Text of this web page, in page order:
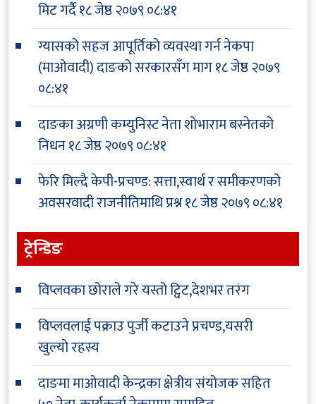
मिट गर्दै१८ जेष्ठ २०७९ ०८:४१
ग्यासको सहज आपूर्तिको व्यवस्था गर्न नेकपा
(माओवादी) दाङको सरकारसँग माग१८ जेष्ठ २०७९
०८:४१
दाङका अग्रणी कम्युनिस्ट नेता शोभाराम बस्नेतको
निधन१८ जेष्ठ २०७९ ०८:४१
फेरि मिल्दै केपी-प्रचण्ड: सत्ता,स्वार्थ र समीकरणको
अवसरवादी राजनीतिमाथि प्रश्न१८ जेष्ठ २०७९ ०८:४१
ट्रेन्डिङ
विप्लवका छोराले गरे यस्तो ट्विट,देशभर तरंग
विप्लवलाई पक्राउ पुर्जी कटाउने प्रचण्ड,यसरी
खुल्यो रहस्य
दाङमा माओवादी केन्द्रका क्षेत्रीय संयोजक सहित